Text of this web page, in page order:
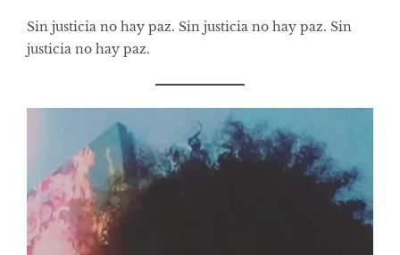
Sin justicia no hay paz. Sin justicia no hay paz. Sin
justicia no hay paz.